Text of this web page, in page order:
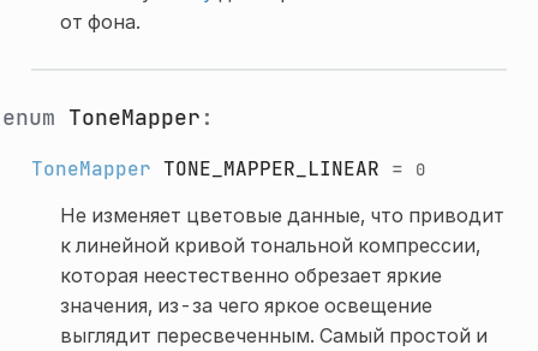
от фона.
enum ToneMapper :
ToneMapper TONE_MAPPER_LINEAR = 0
Не изменяет цветовые данные, что приводит
к линейной кривой тональной компрессии,
которая неестественно обрезает яркие
значения, из-за чего яркое освещение
выглядит пересвеченным. Самый простой и